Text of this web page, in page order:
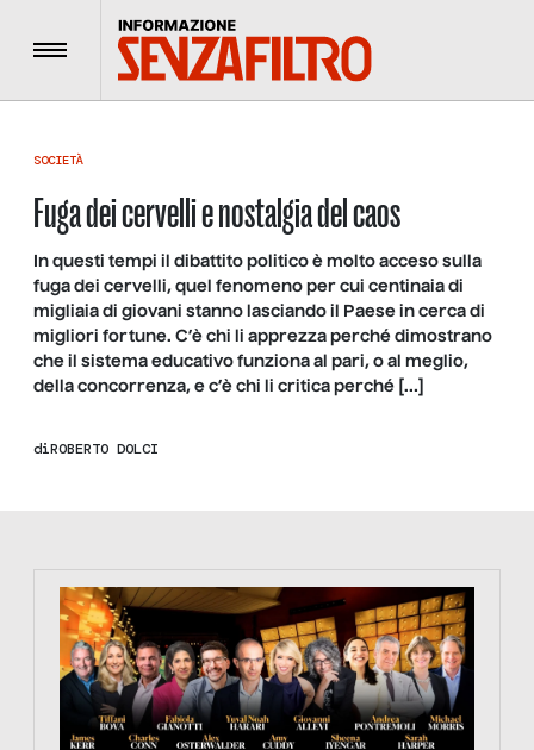
Menu
SOCIETÀ
Fuga dei cervelli e nostalgia del caos
In questi tempi il dibattito politico è molto acceso sulla
fuga dei cervelli, quel fenomeno per cui centinaia di
migliaia di giovani stanno lasciando il Paese in cerca di
migliori fortune. C’è chi li apprezza perché dimostrano
che il sistema educativo funziona al pari, o al meglio,
della concorrenza, e c’è chi li critica perché […]
diROBERTO DOLCI
https://tinyurl.com/363fvfm9